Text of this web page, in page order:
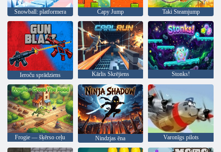
Snowball: platformera Capy Jump Taki Steamjump
Ieroču sprādziens Kārlis Skrējiens Stonks!
Frogie — šķērso ceļu Nindzjas ēna Varonīgs pilots